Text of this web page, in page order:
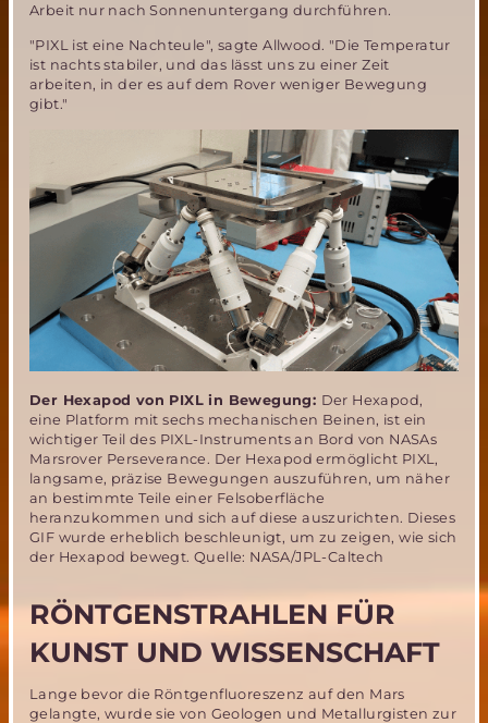
Arbeit nur nach Sonnenuntergang durchführen.
"PIXL ist eine Nachteule", sagte Allwood. "Die Temperatur
ist nachts stabiler, und das lässt uns zu einer Zeit
arbeiten, in der es auf dem Rover weniger Bewegung
gibt."
Der Hexapod von PIXL in Bewegung: Der Hexapod,
eine Platform mit sechs mechanischen Beinen, ist ein
wichtiger Teil des PIXL-Instruments an Bord von NASAs
Marsrover Perseverance. Der Hexapod ermöglicht PIXL,
langsame, präzise Bewegungen auszuführen, um näher
an bestimmte Teile einer Felsoberfläche
heranzukommen und sich auf diese auszurichten. Dieses
GIF wurde erheblich beschleunigt, um zu zeigen, wie sich
der Hexapod bewegt. Quelle: NASA/JPL-Caltech
RÖNTGENSTRAHLEN FÜR
KUNST UND WISSENSCHAFT
Lange bevor die Röntgenfluoreszenz auf den Mars
gelangte, wurde sie von Geologen und Metallurgisten zur